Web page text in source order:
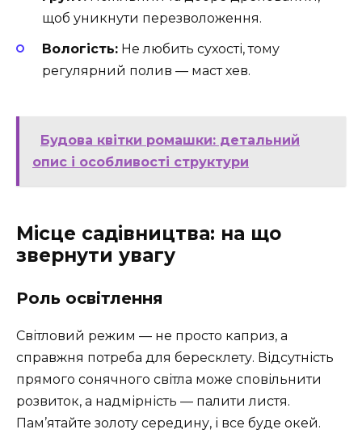
щоб уникнути перезволоження.
Вологість: Не любить сухості, тому
регулярний полив — маст хев.
Будова квітки ромашки: детальний
опис і особливості структури
Місце садівництва: на що
звернути увагу
Роль освітлення
Світловий режим — не просто каприз, а
справжня потреба для бересклету. Відсутність
прямого сонячного світла може сповільнити
розвиток, а надмірність — палити листя.
Пам’ятайте золоту середину, і все буде окей.